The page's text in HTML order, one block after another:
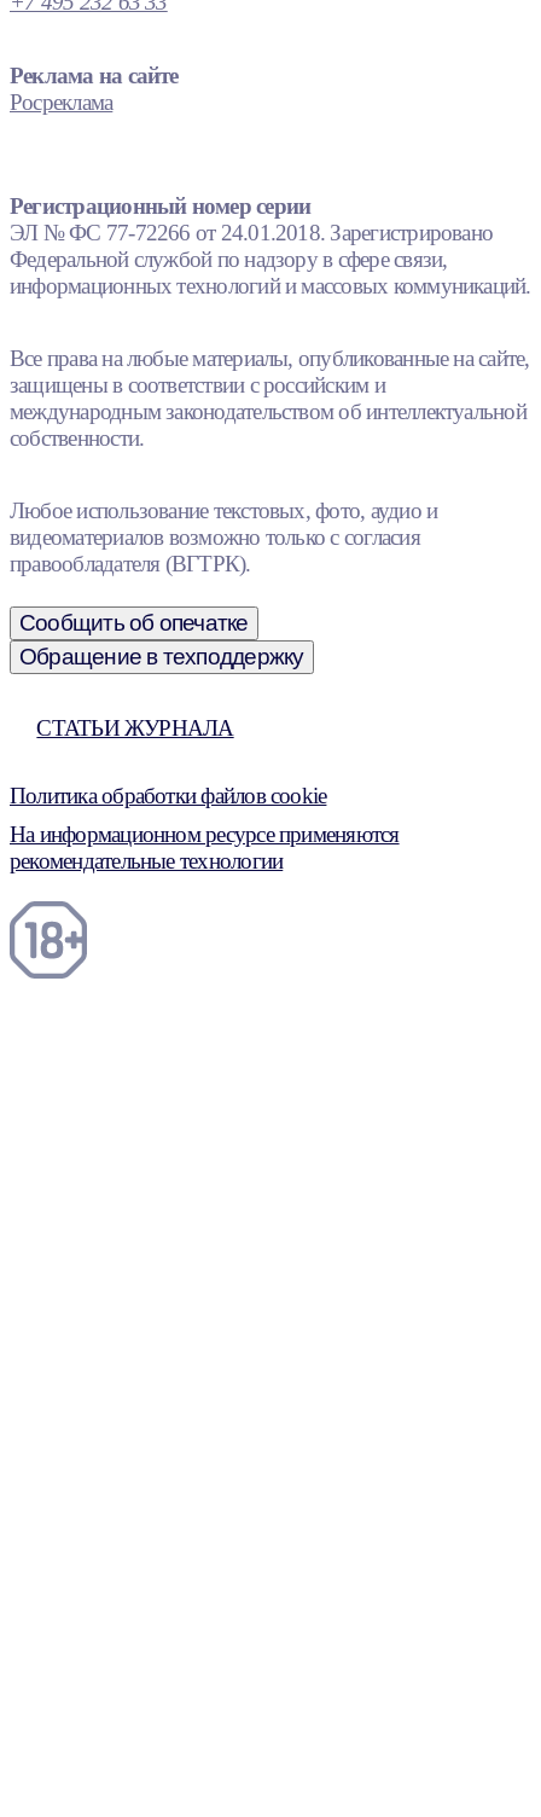
Реклама на сайте
Росреклама
Регистрационный номер серии
ЭЛ № ФС 77-72266 от 24.01.2018. Зарегистрировано
Федеральной службой по надзору в сфере связи,
информационных технологий и массовых коммуникаций.
Все права на любые материалы, опубликованные на сайте,
защищены в соответствии с российским и
международным законодательством об интеллектуальной
собственности.
Любое использование текстовых, фото, аудио и
видеоматериалов возможно только с согласия
правообладателя (ВГТРК).
Сообщить об опечатке
Обращение в техподдержку
СТАТЬИ ЖУРНАЛА
Политика обработки файлов cookie
На информационном ресурсе применяются
рекомендательные технологии